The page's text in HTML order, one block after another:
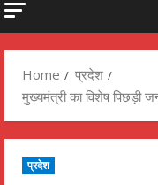
Home
प्रदेश
मुख्यमंत्री का विशेष पिछड़ी
प्रदेश